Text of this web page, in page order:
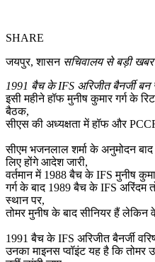
SHARE
जयपुर, शासन सचिवालय से बड़ी खबर
1991 बैच के IFS अरिजीत बैनर्जी
इसी महीने हॉफ मुनीष कुमार गर्ग के
बैठक,
सीएस की अध्यक्षता में हॉफ और
सीएम भजनलाल शर्मा के अनुमोदन
लिए होंगे आदेश जारी,
वर्तमान में 1988 बैच के IFS मुनीष
गर्ग के बाद 1989 बैच के IFS अरिंदम
स्थान पर,
तोमर मुनीष के बाद सीनियर हैं लेकिन
1991 बैच के IFS अरिजीत बैनर्जी
उनका माइनस प्वॉइंट यह है कि तोमर